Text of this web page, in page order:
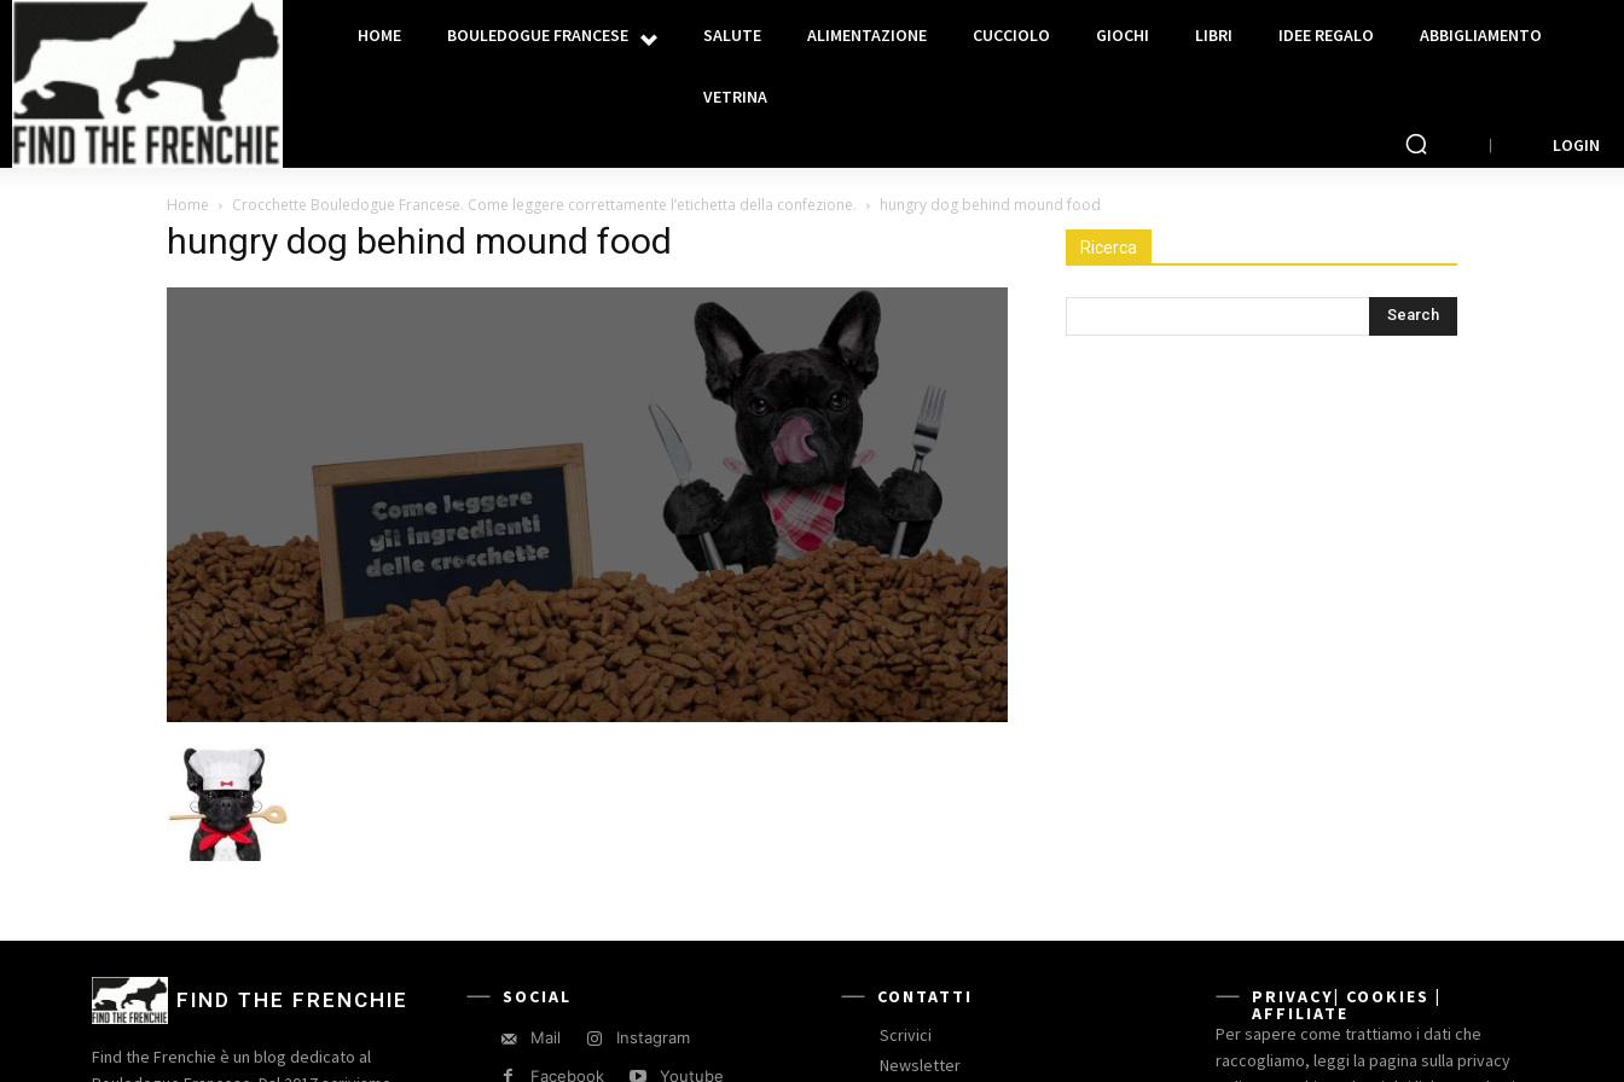
HOME BOULEDOGUE FRANCESE SALUTE ALIMENTAZIONE CUCCIOLO GIOCHI LIBRI IDEE REGALO ABBIGLIAMENTO
VETRINA
LOGIN
Home Crocchette Bouledogue Francese. Come leggere correttamente l’etichetta della confezione. hungry dog behind mound food
hungry dog behind mound food Ricerca
FIND THE FRENCHIE
Find the Frenchie è un blog dedicato al
SOCIAL
Mail
Instagram
Facebook
Youtube
CONTATTI
Scrivici
Newsletter
PRIVACY| COOKIES |
AFFILIATE
Per sapere come trattiamo i dati che
raccogliamo, leggi la pagina sulla privacy